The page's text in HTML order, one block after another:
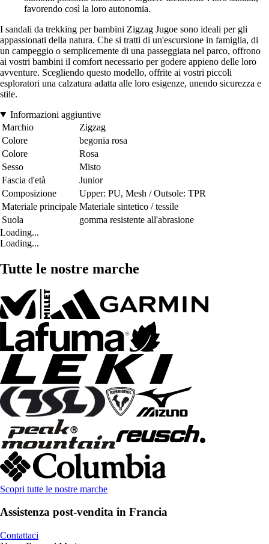
favorendo così la loro autonomia.
I sandali da trekking per bambini Zigzag Jugoe sono ideali per gli
appassionati della natura. Che si tratti di un'escursione in famiglia, di
un campeggio o semplicemente di una passeggiata nel parco, offrono
ai vostri bambini il comfort necessario per godere appieno delle loro
avventure. Scegliendo questo modello, offrite ai vostri piccoli
esploratori una calzatura adatta alle loro esigenze, unendo sicurezza e
stile.
Informazioni aggiuntive
Marchio
Zigzag
Colore
begonia rosa
Colore
Rosa
Sesso
Misto
Fascia d'età
Junior
Composizione
Upper: PU, Mesh / Outsole: TPR
Materiale principale Materiale sintetico / tessile
Suola
gomma resistente all'abrasione
Loading...
Loading...
Tutte le nostre marche
Scopri tutte le nostre marche
Assistenza post-vendita in Francia
Contattaci